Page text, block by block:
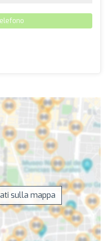
sulla mappa